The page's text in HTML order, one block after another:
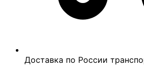
Доставка по России